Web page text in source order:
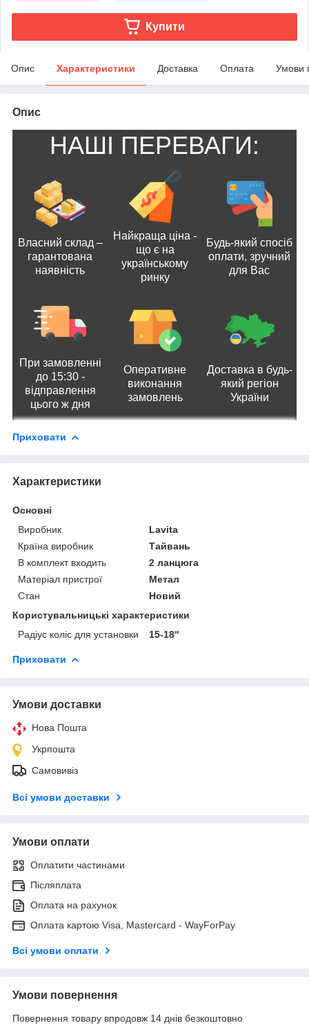
Купити
Опис Характеристики Доставка Оплата Умови
Опис
НАШІ ПЕРЕВАГИ:
Власний склад –
гарантована
наявність
Найкраща ціна -
що є на
українському
ринку
Будь-який спосіб
оплати, зручний
для Вас
При замовленні
до 15:30 -
відправлення
цього ж дня
Оперативне
виконання
замовлень
Доставка в будь-
який регіон
України
Приховати
Характеристики
Основні
Виробник
Lavita
Країна виробник
Тайвань
В комплект входить
2 ланцюга
Матеріал пристрої
Метал
Стан
Новий
Користувальницькі характеристики
Радіус коліс для установки
15-18"
Приховати
Умови доставки
Нова Пошта
Укрпошта
Самовивіз
Всі умови доставки
Умови оплати
Оплатити частинами
Післяплата
Оплата на рахунок
Оплата картою Visa, Mastercard - WayForPay
Всі умови оплати
Умови повернення
Повернення товару впродовж 14 днів безкоштовно